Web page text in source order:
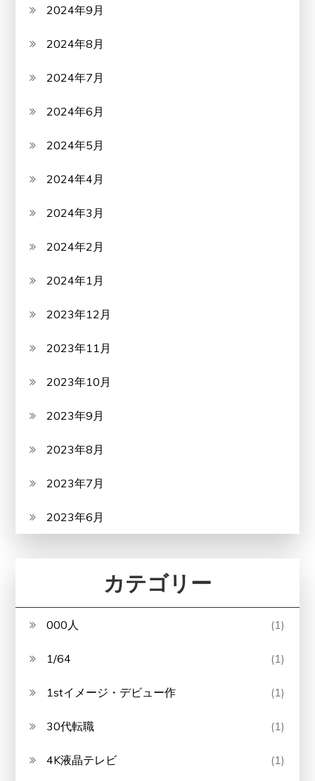
2024年9月
2024年8月
2024年7月
2024年6月
2024年5月
2024年4月
2024年3月
2024年2月
2024年1月
2023年12月
2023年11月
2023年10月
2023年9月
2023年8月
2023年7月
2023年6月
カテゴリー
000人 (1)
1/64 (1)
1stイメージ・デビュー作 (1)
30代転職 (1)
4K液晶テレビ (1)